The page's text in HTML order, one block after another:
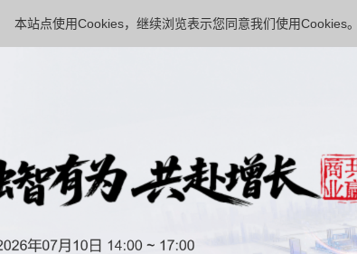
本站点使用Cookies，继续浏览表示您同意我们使用Cookies。